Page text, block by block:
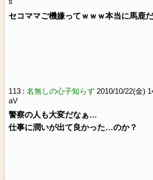
セコママご機嫌ってｗｗｗ本当に馬鹿
113 : 名無しの心子知らず 2010/10/22(金)
aV
警察の人も大変だなぁ…
仕事に潤いが出て良かった…のか？